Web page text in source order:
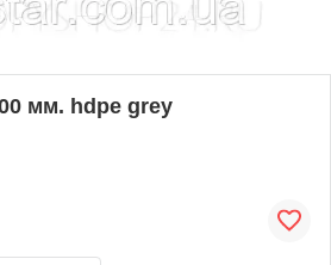
мм. hdpe grey